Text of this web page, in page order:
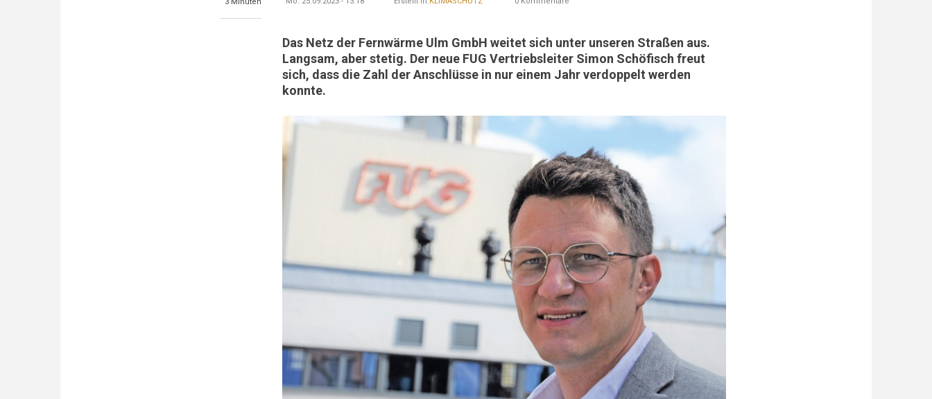
Das Netz der Fernwärme Ulm GmbH weitet sich unter unseren Straßen aus.
Langsam, aber stetig. Der neue FUG Vertriebsleiter Simon Schöfisch freut
sich, dass die Zahl der Anschlüsse in nur einem Jahr verdoppelt werden
konnte.